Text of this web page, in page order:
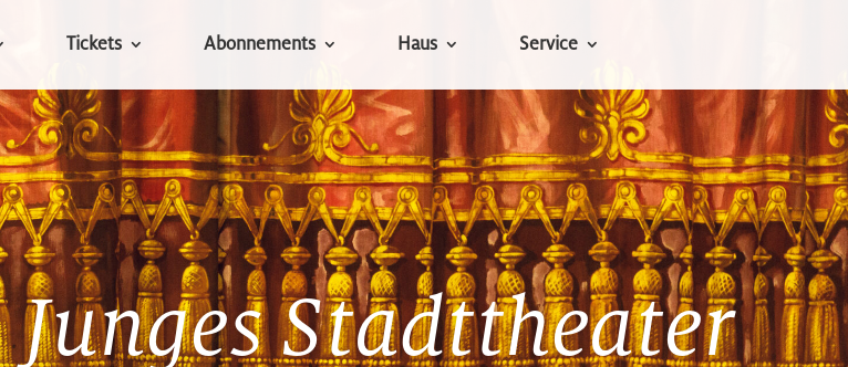
Tickets Abonnements Haus Service
Junges Stadttheater